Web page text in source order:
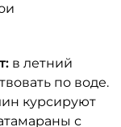
в летний
по воде.
курсируют
с